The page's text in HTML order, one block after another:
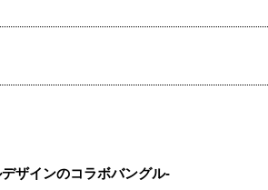
ザインのコラボバングル-